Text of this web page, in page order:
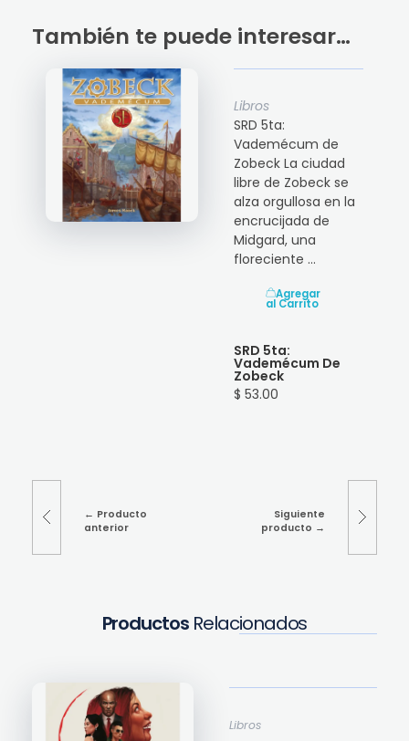
También te puede interesar…
SRD 5ta:
Vademécum De
Zobeck
$ 53.00
Libros
SRD 5ta:
Vademécum de
Zobeck La ciudad
libre de Zobeck se
alza orgullosa en la
encrucijada de
Midgard, una
floreciente ...
Agregar
al Carrito
Producto
anterior
Siguiente
producto
Productos Relacionados
Libros